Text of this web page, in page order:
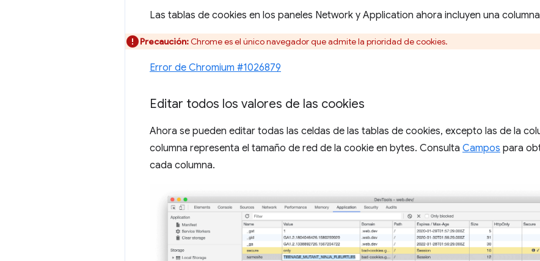
Las tablas de cookies en los paneles Network y Application ahora incluyen una columna
Precaución:Chrome es el único navegador que admite la prioridad de cookies.
Error de Chromium #1026879
Editar todos los valores de las cookies
Ahora se pueden editar todas las celdas de las tablas de cookies, excepto las de la
columna representa el tamaño de red de la cookie en bytes. Consulta Campos para
cada columna.